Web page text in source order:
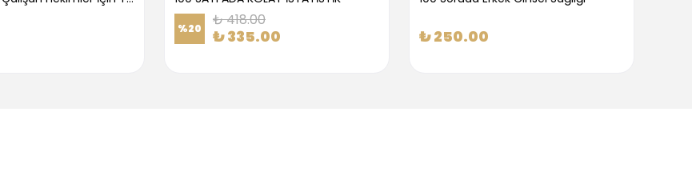
%20 ₺ 418.00
₺ 335.00 ₺ 250.00